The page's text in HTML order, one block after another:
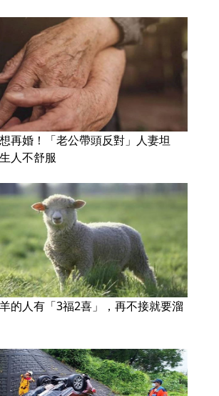
再婚！「老公帶頭反對」人妻坦
人不舒服
的人有「3福2喜」，再不接就要溜